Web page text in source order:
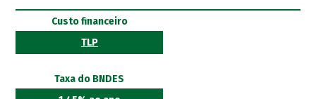
Custo financeiro
TLP
Taxa do BNDES